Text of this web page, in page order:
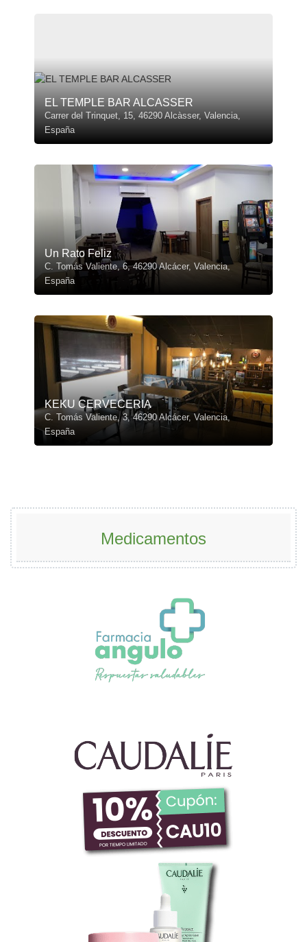
EL TEMPLE BAR ALCASSER
Carrer del Trinquet, 15, 46290 Alcàsser, Valencia,
España
Un Rato Feliz
C. Tomás Valiente, 6, 46290 Alcácer, Valencia,
España
KEKU CERVECERIA
C. Tomás Valiente, 3, 46290 Alcácer, Valencia,
España
Medicamentos